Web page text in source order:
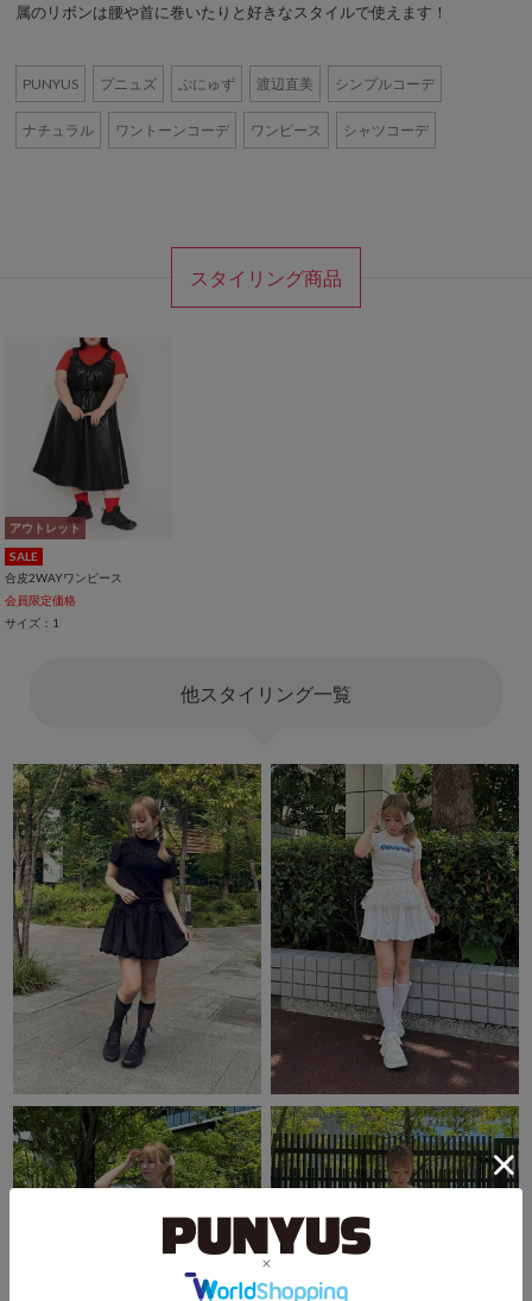
属のリボンは腰や首に巻いたりと好きなスタイルで使えます！
PUNYUS プニュズ ぷにゅず 渡辺直美 シンプルコーデ
ナチュラル ワントーンコーデ ワンピース シャツコーデ
スタイリング商品
アウトレット
SALE
合皮2WAYワンピース
会員限定価格
サイズ：1
他スタイリング一覧